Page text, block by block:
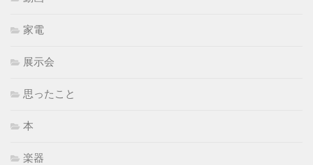
家電
展示会
思ったこと
本
楽器